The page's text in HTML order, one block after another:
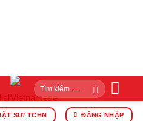
ĐOÀN LUẬT SƯ THÀNH
SƯ/ TCHN ĐĂNG NHẬP